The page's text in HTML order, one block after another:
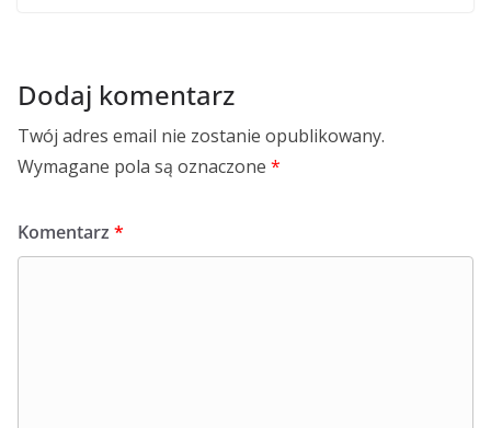
Dodaj komentarz
Twój adres email nie zostanie opublikowany.
Wymagane pola są oznaczone *
Komentarz *